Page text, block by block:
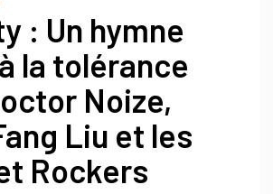
: Un hymne
la tolérance
Noize,
Liu et les
Rockers